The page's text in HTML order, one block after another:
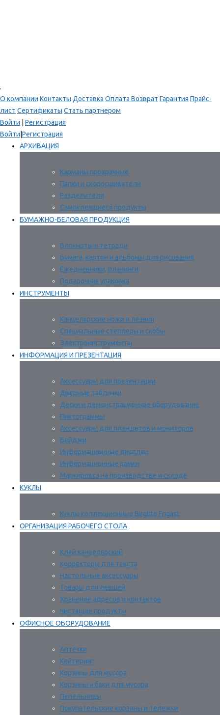
.
О компании Контакты Доставка Оплата Возврат Гарантия Прайс-
лист Сертификаты Стать партнером
Войти
Регистрация
Войти Регистрация
АРХИВАЦИЯ
Карманы прозрачные
Папки и скоросшиватели
Разделители
Самоклеящиеся продукты
БУМАЖНО-БЕЛОВАЯ ПРОДУКЦИЯ
Блокноты и тетради
Бумага, картон и альбомы для рисования
Ежедневники, планинги
Подарочная упаковка
ИНСТРУМЕНТЫ
Канцелярские ножи и лезвия
Специальные степлеры и скобы
Электроинструменты
ИНФОРМАЦИЯ И ПРЕЗЕНТАЦИЯ
Аксессуары для презентации
Дверные таблички
Доски и демонстрационное оборудование
Пиктограммы
Аксессуары для планшетов и мониторов
Бейджи
Информационные дисплеи
Информационные рамки
Маркировка на производстве и складе
КУКЛЫ
Куклы коллекционные Birgitte Frigast
ОРГАНИЗАЦИЯ РАБОЧЕГО СТОЛА
Клей канцелярский
Корректоры для текста
Настольные аксессуары
Товары для левшей
Хранение адресов и контактов
Чистящие продукты
ОФИСНОЕ ОБОРУДОВАНИЕ
Аптечки
Кейтеринг
Корзины для мусора
Корзины и баки для мусора
Пепельницы
Покупательские корзины и тележки